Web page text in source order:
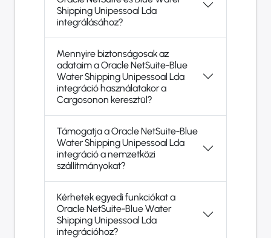
Shipping Unipessoal Lda
integrálásához?
Mennyire biztonságosak az
adataim a Oracle NetSuite-Blue
Water Shipping Unipessoal Lda
integráció használatakor a
Cargosonon keresztül?
Támogatja a Oracle NetSuite-Blue
Water Shipping Unipessoal Lda
integráció a nemzetközi
szállítmányokat?
Kérhetek egyedi funkciókat a
Oracle NetSuite-Blue Water
Shipping Unipessoal Lda
integrációhoz?